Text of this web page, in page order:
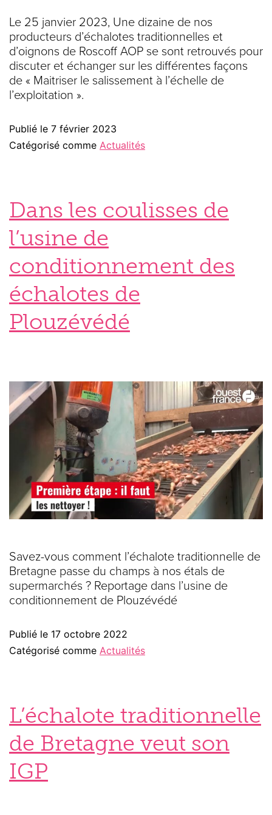
Le 25 janvier 2023, Une dizaine de nos
producteurs d’échalotes traditionnelles et
d’oignons de Roscoff AOP se sont retrouvés pour
discuter et échanger sur les différentes façons
de « Maitriser le salissement à l’échelle de
l’exploitation ».
Publié le 7 février 2023
Catégorisé comme Actualités
Dans les coulisses de
l’usine de
conditionnement des
échalotes de
Plouzévédé
Savez-vous comment l’échalote traditionnelle de
Bretagne passe du champs à nos étals de
supermarchés ? Reportage dans l’usine de
conditionnement de Plouzévédé
Publié le 17 octobre 2022
Catégorisé comme Actualités
L’échalote traditionnelle
de Bretagne veut son
IGP